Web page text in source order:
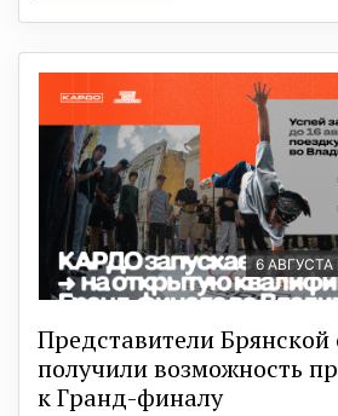
6 АВГУСТА
Представители Брянской
получили возможность
к Гранд-финалу